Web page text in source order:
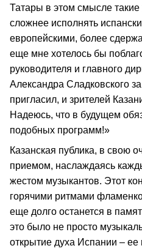
Татары в этом смысле такие
сложнее исполнять
европейскими, более
еще мне хотелось бы
руководителя и главного
Александра Сладковского
пригласил, и зрителей
Надеюсь, что в будущем
подобных программ!»
Казанская публика, в свою
приемом, наслаждаясь
жестом музыкантов. Этот
горячими ритмами
еще долго останется в
это было не просто
открытие духа Испании – ее